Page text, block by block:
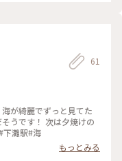
61
が綺麗でずっと見てた
ぁ。 #愛媛県#下灘駅#海
もっとみる